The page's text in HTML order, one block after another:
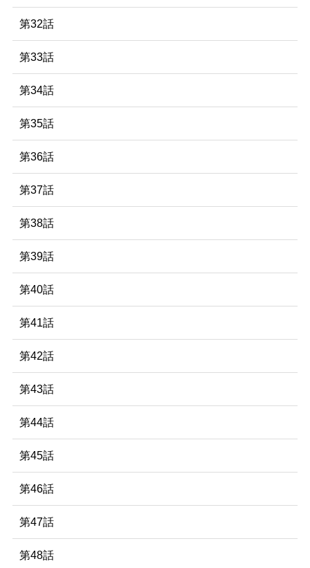
第32話
第33話
第34話
第35話
第36話
第37話
第38話
第39話
第40話
第41話
第42話
第43話
第44話
第45話
第46話
第47話
第48話